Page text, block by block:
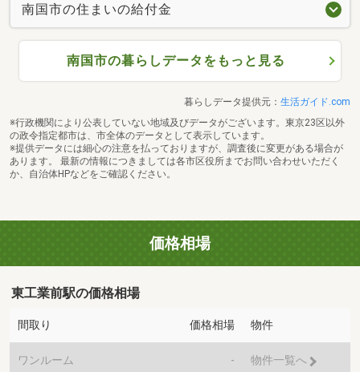
南国市の住まいの給付金
南国市の暮らしデータをもっと見る
暮らしデータ提供元： 生活ガイド.com
※行政機関により公表していない地域及びデータがございます。東京23区以外
の政令指定都市は、市全体のデータとして表示しています。
※提供データには細心の注意を払っておりますが、調査後に変更がある場合が
あります。 最新の情報につきましては各市区役所までお問い合わせいただく
か、自治体HPなどをご確認ください。
価格相場
東工業前駅の価格相場
間取り 価格相場 物件
ワンルーム - 物件一覧へ